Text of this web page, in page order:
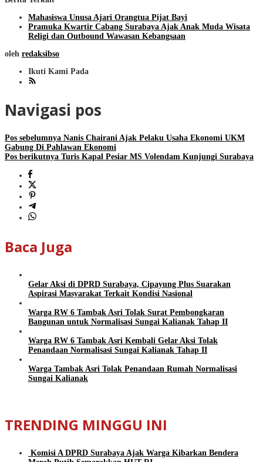
Mahasiswa Unusa Ajari Orangtua Pijat Bayi
Pramuka Kwartir Cabang Surabaya Ajak Anak Muda Wisata
Religi dan Outbound Wawasan Kebangsaan
oleh redaksibso
Ikuti Kami Pada
Navigasi pos
Pos sebelumnya Nanis Chairani Ajak Pelaku Usaha Ekonomi UKM
Gabung Di Pahlawan Ekonomi
Pos berikutnya Turis Kapal Pesiar MS Volendam Kunjungi Surabaya
Baca Juga
Gelar Aksi di DPRD Surabaya, Cipayung Plus Suarakan
Aspirasi Masyarakat Terkait Kondisi Nasional
Warga RW 6 Tambak Asri Tolak Surat Pembongkaran
Bangunan untuk Normalisasi Sungai Kalianak Tahap II
Warga RW 6 Tambak Asri Kembali Gelar Aksi Tolak
Penandaan Normalisasi Sungai Kalianak Tahap II
Warga Tambak Asri Tolak Penandaan Rumah Normalisasi
Sungai Kalianak
TRENDING MINGGU INI
Komisi A DPRD Surabaya Ajak Warga Kibarkan Bendera